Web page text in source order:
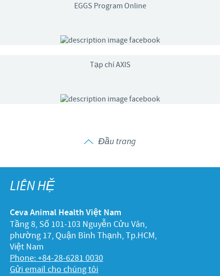
EGGS Program Online
Tạp chí AXIS
Đầu trang
LIÊN HỆ
Ceva Animal Health Việt Nam
Tầng 8, Số 101-103 Nguyễn Cửu Vân,
phường 17, Quận Bình Thạnh, Tp.HCM,
Việt Nam
Phone: +84-28-6281 0030
Gửi email cho chúng tôi